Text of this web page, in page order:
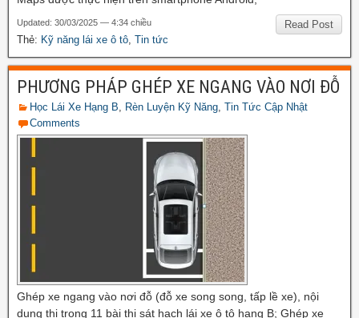
Read Post
Updated: 30/03/2025 — 4:34 chiều
Thẻ: Kỹ năng lái xe ô tô Tin tức
PHƯƠNG PHÁP GHÉP XE NGANG VÀO NƠI ĐỖ
Học Lái Xe Hạng B Rèn Luyện Kỹ Năng Tin Tức Cập Nhật
Comments
Ghép xe ngang vào nơi đỗ (đỗ xe song song, tấp lề xe), nội
dung thi trong 11 bài thi sát hạch lái xe ô tô hạng B; Ghép xe